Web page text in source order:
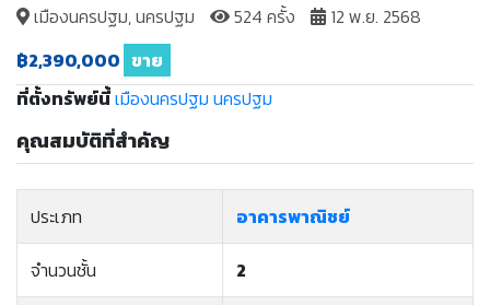
เมืองนครปฐม, นครปฐม 524 ครั้ง
12 พ.ย. 2568
฿2,390,000 ขาย
ที่ตั้งทรัพย์นี้เมืองนครปฐม นครปฐม
คุณสมบัติที่สำคัญ
ประเภท อาคารพาณิชย์
จำนวนชั้น 2